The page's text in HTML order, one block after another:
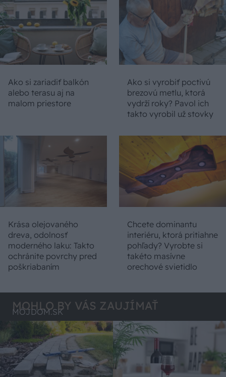
Ako si zariadiť balkón
alebo terasu aj na
malom priestore
Ako si vyrobiť poctivú
brezovú metlu, ktorá
vydrží roky? Pavol ich
takto vyrobil už stovky
Krása olejovaného
dreva, odolnosť
moderného laku: Takto
ochránite povrchy pred
poškriabaním
Chcete dominantu
interiéru, ktorá pritiahne
pohľady? Vyrobte si
takéto masívne
orechové svietidlo
MOHLO BY VÁS ZAUJÍMAŤ
MÔJDOM.SK